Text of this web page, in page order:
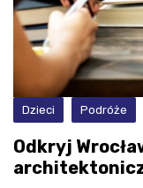
Dzieci Podróże
Odkryj